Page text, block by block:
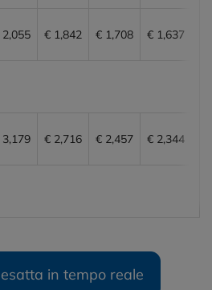
€ 1,842 € 1,708 € 1,637
€ 2,716 € 2,457 € 2,344
in tempo reale